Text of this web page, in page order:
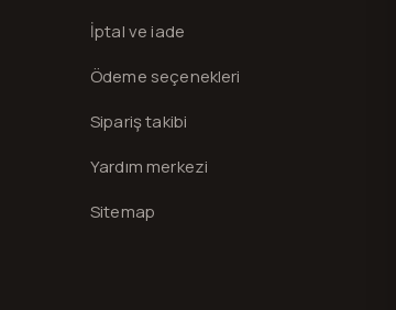
İptal ve iade
Ödeme seçenekleri
Sipariş takibi
Yardım merkezi
Sitemap